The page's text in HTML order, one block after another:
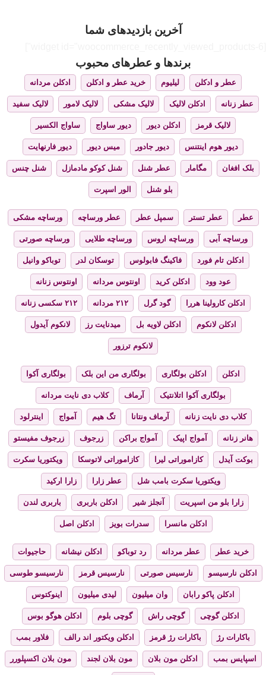
آخرین بازدیدهای شما
برندها و عطرهای محبوب
عطر و ادکلن لیلیوم خرید عطر و ادکلن ادکلن مردانه
عطر زنانه ادکلن لالیک لالیک مشکی لالیک لامور لالیک سفید
لالیک قرمز ادکلن دیور دیور ساواج ساواج الکسیر
دیور هوم اینتنس دیور جادور میس دیور دیور فارنهایت
بلک افغان مگامار عطر شنل شنل کوکو مادمازل شنل چنس
بلو شنل الور اسپرت
عطر عطر تستر سمپل عطر عطر ورساچه ورساچه مشکی
ورساچه آبی ورساچه اروس ورساچه طلایی ورساچه صورتی
ادکلن تام فورد فاکینگ فابولوس توسکان لدر توباکو وانیل
عود وود ادکلن کرید اونتوس مردانه اونتوس زنانه
ادکلن کارولینا هررا گود گرل ۲۱۲ مردانه ۲۱۲ سکسی زنانه
ادکلن لانکوم ادکلن لاویه بل میدنایت رز لانکوم آیدول
لانکوم ترزور
ادکلن ادکلن بولگاری بولگاری من این بلک بولگاری آکوا
بولگاری آکوا اتلانتیک آرماف کلاب دی نایت مردانه
کلاب دی نایت زنانه آرماف ونتانا تگ هیم آمواج اینترلود
هانر زنانه آمواج اپیک آمواج براکن زرجوف زرجوف مفیستو
بوکت آیدل کازاموراتی لیرا کازاموراتی لاتوسکا ویکتوریا سکرت
ویکتوریا سکرت بامب شل عطر زارا زارا ارکید
زارا بلو من اسپریت آنجلز شیر ادکلن باربری باربری لندن
ادکلن مانسرا سدرات بویز ادکلن اصل
خرید عطر عطر مردانه رد توباکو ادکلن نیشانه حاجیوات
ادکلن نارسیسو نارسیس صورتی نارسیس قرمز نارسیسو طوسی
ادکلن پاکو رابان وان میلیون لیدی میلیون اینوکتوس
ادکلن گوچی گوچی راش گوچی بلوم ادکلن هوگو بوس
باکارات رژ باکارات رژ قرمز ادکلن ویکتور اند رالف فلاور بمب
اسپایس بمب ادکلن مون بلان مون بلان لجند مون بلان اکسپلورر